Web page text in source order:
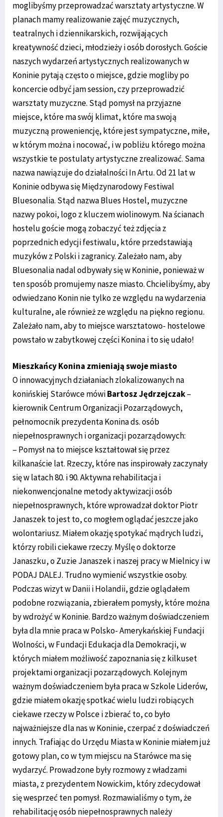
moglibyśmy przeprowadzać warsztaty artystyczne. W
planach mamy realizowanie zajęć muzycznych,
teatralnych i dziennikarskich, rozwijających
kreatywność dzieci, młodzieży i osób dorosłych. Goście
naszych wydarzeń artystycznych realizowanych w
Koninie pytają często o miejsce, gdzie mogliby po
koncercie odbyć jam session, czy przeprowadzić
warsztaty muzyczne. Stąd pomysł na przyjazne
miejsce, które ma swój klimat, które ma swoją
muzyczną proweniencję, które jest sympatyczne, miłe,
w którym można i nocować, i w pobliżu którego można
wszystkie te postulaty artystyczne zrealizować. Sama
nazwa nawiązuje do działalności In Artu. Od 21 lat w
Koninie odbywa się Międzynarodowy Festiwal
Bluesonalia. Stąd nazwa Blues Hostel, muzyczne
nazwy pokoi, logo z kluczem wiolinowym. Na ścianach
hostelu goście mogą zobaczyć też zdjęcia z
poprzednich edycji festiwalu, które przedstawiają
muzyków z Polski i zagranicy. Zależało nam, aby
Bluesonalia nadal odbywały się w Koninie, ponieważ w
ten sposób promujemy nasze miasto. Chcielibyśmy, aby
odwiedzano Konin nie tylko ze względu na wydarzenia
kulturalne, ale również ze względu na piękno regionu.
Zależało nam, aby to miejsce warsztatowo- hostelowe
powstało w zabytkowej części Konina i to się udało!
Mieszkańcy Konina zmieniają swoje miasto
O innowacyjnych działaniach zlokalizowanych na
konińskiej Starówce mówiBartosz Jędrzejczak–
kierownik Centrum Organizacji Pozarządowych,
pełnomocnik prezydenta Konina ds. osób
niepełnosprawnych i organizacji pozarządowych:
– Pomysł na to miejsce kształtował się przez
kilkanaście lat. Rzeczy, które nas inspirowały zaczynały
się w latach 80. i 90. Aktywna rehabilitacja i
niekonwencjonalne metody aktywizacji osób
niepełnosprawnych, które wprowadzał doktor Piotr
Janaszek to jest to, co mogłem oglądać jeszcze jako
wolontariusz. Miałem okazję spotykać mądrych ludzi,
którzy robili ciekawe rzeczy. Myślę o doktorze
Janaszku, o Zuzie Janaszek i naszej pracy w Mielnicy i w
PODAJ DALEJ. Trudno wymienić wszystkie osoby.
Podczas wizyt w Danii i Holandii, gdzie oglądałem
podobne rozwiązania, zbierałem pomysły, które można
by wdrożyć w Koninie. Bardzo ważnym doświadczeniem
była dla mnie praca w Polsko- Amerykańskiej Fundacji
Wolności, w Fundacji Edukacja dla Demokracji, w
których miałem możliwość zapoznania się z kilkuset
projektami organizacji pozarządowych. Kolejnym
ważnym doświadczeniem była praca w Szkole Liderów,
gdzie miałem okazję spotkać wielu ludzi robiących
ciekawe rzeczy w Polsce i zbierać to, co było
najważniejsze dla nas w Koninie, czerpać z doświadczeń
innych. Trafiając do Urzędu Miasta w Koninie miałem już
gotowy plan, co w tym miejscu na Starówce ma się
wydarzyć. Prowadzone były rozmowy z władzami
miasta, z prezydentem Nowickim, który zdecydował
się wesprzeć ten pomysł. Rozmawialiśmy o tym, że
rehabilitację osób niepełnosprawnych należy